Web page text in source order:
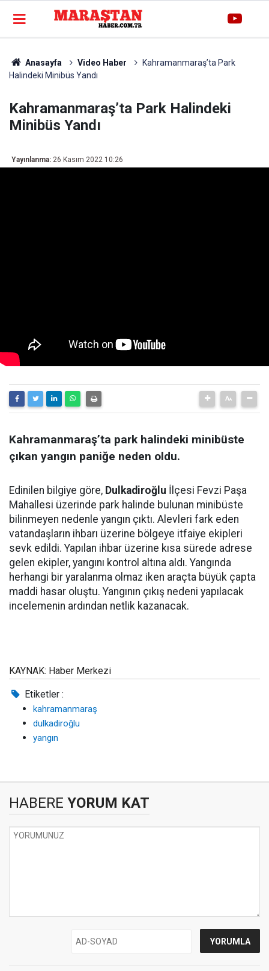
Anasayfa Video Haber
Kahramanmaraş’ta Park
Halindeki Minibüs Yandı
Kahramanmaraş’ta Park Halindeki
Minibüs Yandı
Yayınlanma: 26 Kasım 2022 10:26
Kahramanmaraş’ta park halindeki minibüste
çıkan yangın paniğe neden oldu.
Edinilen bilgiye göre, Dulkadiroğlu İlçesi Fevzi Paşa
Mahallesi üzerinde park halinde bulunan minibüste
bilinmeyen nedenle yangın çıktı. Alevleri fark eden
vatandaşların ihbarı üzerine bölgeye itfaiye ekipleri
sevk edildi. Yapılan ihbar üzerine kısa sürede adrese
gelen ekipler, yangını kontrol altına aldı. Yangında
herhangi bir yaralanma olmaz iken araçta büyük çapta
maddi hasar oluştu. Yangının çıkış nedeni yapılacak
incelemenin ardından netlik kazanacak.
KAYNAK: Haber Merkezi
Etiketler :
kahramanmaraş
dulkadiroğlu
yangın
HABERE YORUM KAT